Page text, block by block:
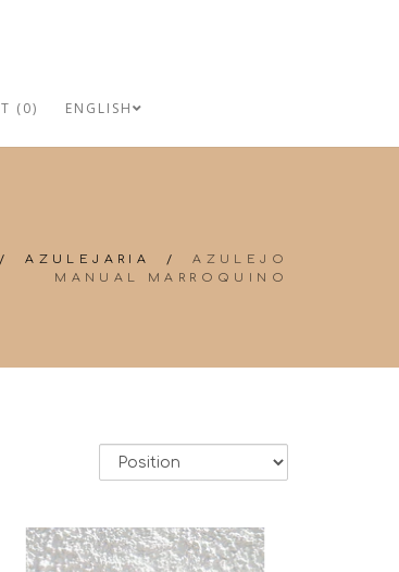
(0) ENGLISH
AZULEJARIA /AZULEJO
MANUAL MARROQUINO